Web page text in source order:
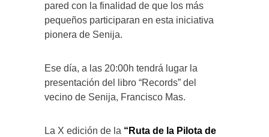
pared con la finalidad de que los más
pequeños participaran en esta iniciativa
pionera de Senija.
Ese día, a las 20:00h tendrá lugar la
presentación del libro “Records” del
vecino de Senija, Francisco Mas.
La X edición de la “Ruta de la Pilota de